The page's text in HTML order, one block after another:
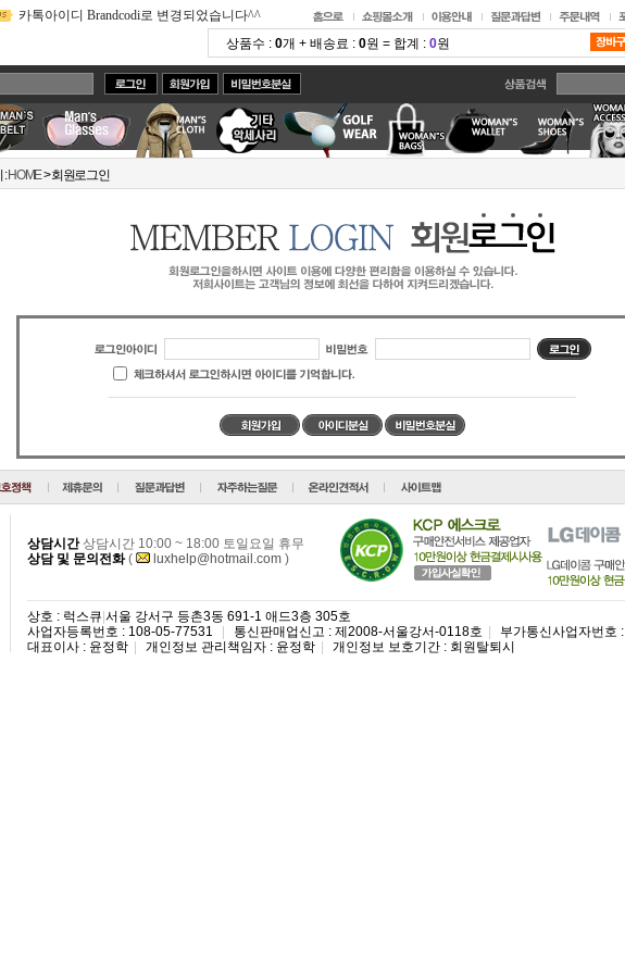
사이트에는 최근 한두달 제품만 업로드 됩니다 2023-11-02
2022-07-25
주문전에 읽어주세요!! 배송관련 공지입니다 2020-03-25
밴드에 가입하시면 실시간 상담과 제품알림이 가능합니다
:HOME> 회원로그인
상담시간 상담시간 10:00 ~ 18:00 토일요일 휴무
상담 및 문의전화( luxhelp@hotmail.com)
상호 : 럭스큐 서울 강서구 등촌3동 691-1 애드3층 305호
사업자등록번호 : 108-05-77531
통신판매업신고 : 제2008-서울강서-0118호
부가통신사업자번호 :
대표이사 : 윤정학
개인정보 관리책임자 : 윤정학 개인정보 보호기간 : 회원탈퇴시